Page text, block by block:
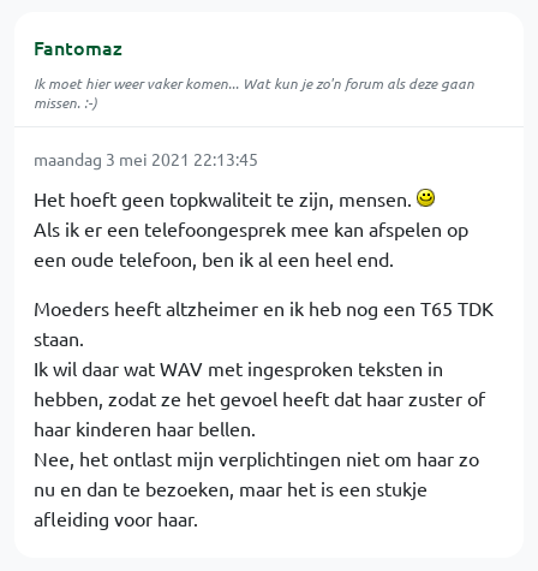
Fantomaz
Ik moet hier weer vaker komen... Wat kun je zo'n forum als deze gaan
missen. :-)
maandag 3 mei 2021 22:13:45
Het hoeft geen topkwaliteit te zijn, mensen.
Als ik er een telefoongesprek mee kan afspelen op
een oude telefoon, ben ik al een heel end.
Moeders heeft altzheimer en ik heb nog een T65 TDK
staan.
Ik wil daar wat WAV met ingesproken teksten in
hebben, zodat ze het gevoel heeft dat haar zuster of
haar kinderen haar bellen.
Nee, het ontlast mijn verplichtingen niet om haar zo
nu en dan te bezoeken, maar het is een stukje
afleiding voor haar.